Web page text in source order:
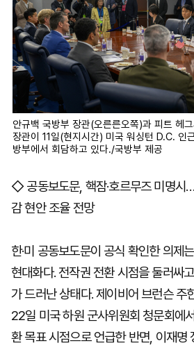
안규백 국방부 장관(오른른오쪽)과 피트 헤
장관이 11일(현지시간) 미국 워싱턴 D.C. 인
방부에서 회담하고 있다./국방부 제공
◇ 공동보도문, 핵잠·호르무즈 미명시
감 현안 조율 전망
한·미 공동보도문이 공식 확인한 의제
현대화다. 전작권 전환 시점을 둘러싸
가 드러난 상태다. 제이비어 브런슨 주
22일 미국 하원 군사위원회 청문회에
환 목표 시점으로 언급한 반면, 이재명